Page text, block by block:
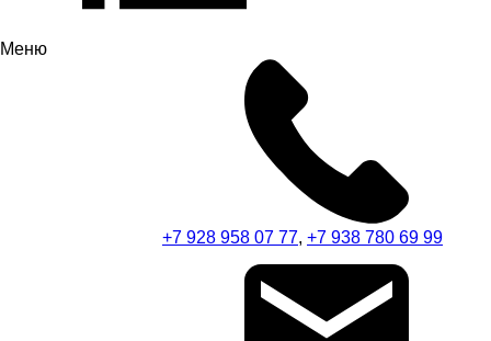
Меню
+7 928 958 07 77, +7 938 780 69 99